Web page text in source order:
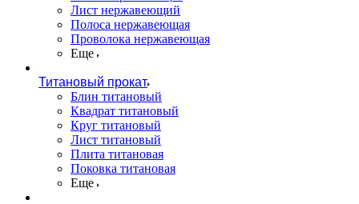
Лист нержавеющий
Полоса нержавеющая
Проволока нержавеющая
Еще
Титановый прокат
Блин титановый
Квадрат титановый
Круг титановый
Лист титановый
Плита титановая
Поковка титановая
Еще